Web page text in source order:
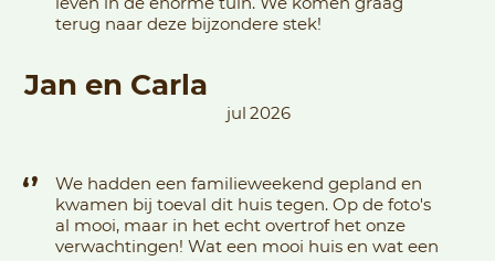
Jan en Carla
terug naar deze bijzondere stek!
jul 2026
We hadden een familieweekend gepland en
kwamen bij toeval dit huis tegen. Op de foto's
al mooi, maar in het echt overtrof het onze
verwachtingen! Wat een mooi huis en wat een
‘’